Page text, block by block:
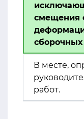
смещения
В месте,
работ.